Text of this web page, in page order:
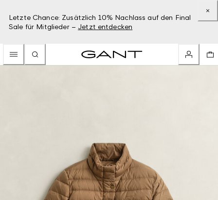
Letzte Chance: Zusätzlich 10% Nachlass auf den Final
Sale für Mitglieder – Jetzt entdecken